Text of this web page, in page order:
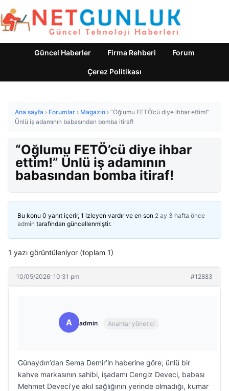
Güncel Haberler Firma Rehberi Forum
Çerez Politikası
Ana sayfa › Forumlar › Magazin › “Oğlumu FETÖ’cü diye ihbar ettim!”
Ünlü iş adamının babasından bomba itiraf!
“Oğlumu FETÖ’cü diye ihbar
ettim!” Ünlü iş adamının
babasından bomba itiraf!
Bu konu 0 yanıt içerir, 1 izleyen vardır ve en son 2 ay 3 hafta önce
admin tarafından güncellenmiştir.
1 yazı görüntüleniyor (toplam 1)
10/05/2026: 10:31 pm #12883
A admin Anahtar yönetici
Günaydın’dan Sema Demir’in haberine göre; ünlü bir
kahve markasının sahibi, işadamı Cengiz Deveci, babası
Mehmet Deveci’ye akıl sağlığının yerinde olmadığı, kumar